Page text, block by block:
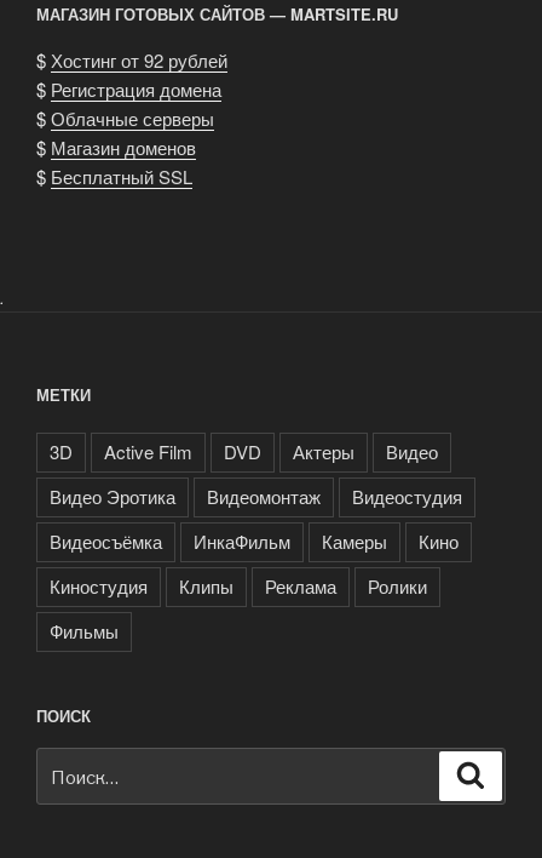
МАГАЗИН ГОТОВЫХ САЙТОВ — MARTSITE.RU
$ Хостинг от 92 рублей
$ Регистрация домена
$Облачные серверы
$ Магазин доменов
$ Бесплатный SSL
.
МЕТКИ
3D Active Film DVD Актеры
Видео
Видео Эротика
Видеомонтаж
Видеостудия
Видеосъёмка
ИнкаФильм Камеры
Кино
Киностудия
Клипы Реклама
Ролики
Фильмы
ПОИСК